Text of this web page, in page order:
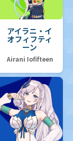
アイラニ・イ
オフィフティ
ーン
Airani Iofifteen